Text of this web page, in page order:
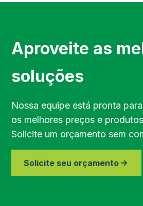
Região do Vale do
Região de
Aproveite as
soluções
Nossa equipe está pronta
os melhores preços e
Solicite um orçamento sem
Solicite seu orçamento